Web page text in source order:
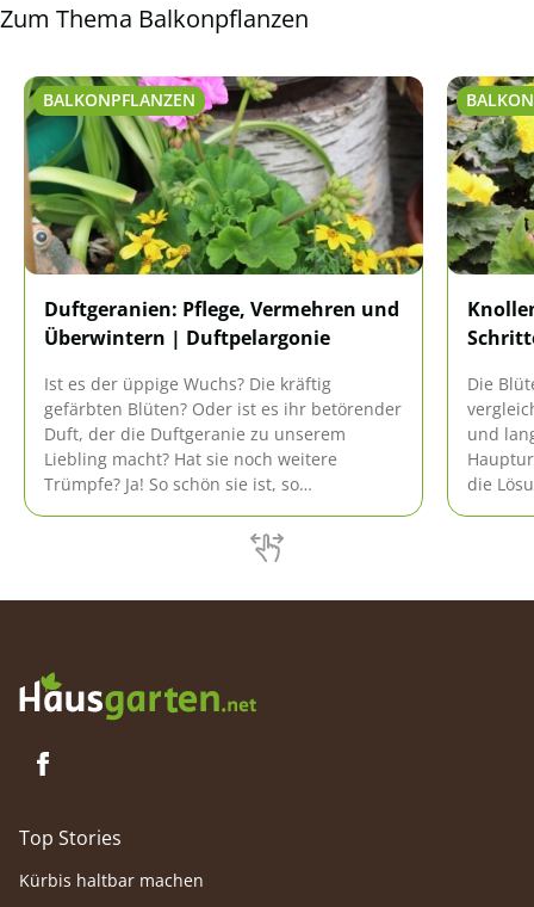
Zum Thema Balkonpflanzen
BALKONPFLANZEN
Duftgeranien: Pflege, Vermehren und
Überwintern | Duftpelargonie
Ist es der üppige Wuchs? Die kräftig
gefärbten Blüten? Oder ist es ihr betörender
Duft, der die Duftgeranie zu unserem
Liebling macht? Hat sie noch weitere
Trümpfe? Ja! So schön sie ist, so
Die
und
die
Top Stories
Kürbis haltbar machen